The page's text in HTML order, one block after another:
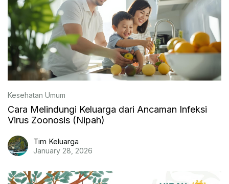
Kesehatan Umum
Cara Melindungi Keluarga dari Ancaman Infeksi
Virus Zoonosis (Nipah)
Tim Keluarga
January 28, 2026